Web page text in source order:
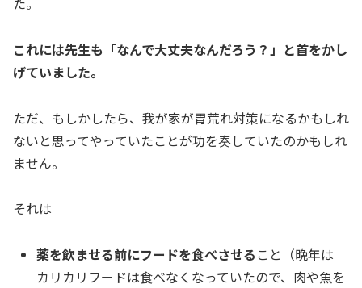
これには先生も「なんで大丈夫なんだろう？」と首をかし
げていました。
ただ、もしかしたら、我が家が胃荒れ対策になるかもしれ
ないと思ってやっていたことが功を奏していたのかもしれ
ません。
それは
薬を飲ませる前にフードを食べさせる こと（晩年は
カリカリフードは食べなくなっていたので、肉や魚を